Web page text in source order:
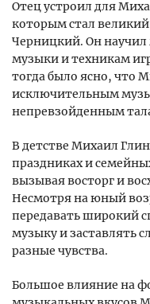
Отец устроил для
которым стал
Черницкий. Он
музыки и техникам
тогда было ясно, что
исключительным
непревзойденным
В детстве Михаил
праздниках и
вызывая восторг и
Несмотря на юный
передавать широкий
музыку и заставлять
разные чувства.
Большое влияние на